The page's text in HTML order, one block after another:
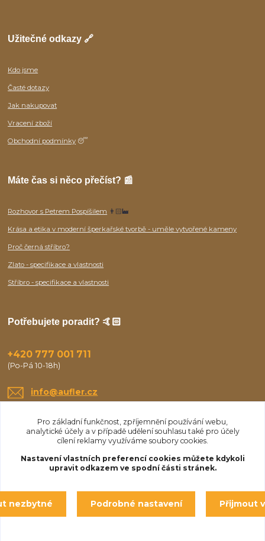
Užitečné odkazy 🔗
Kdo jsme
Časté dotazy
Jak nakupovat
Vracení zboží
Obchodní podmínky 😴
Máte čas si něco přečíst? 📰
Rozhovor s Petrem Pospíšilem 👨🏻‍🏭
Krása a etika v moderní šperkařské tvorbě - uměle vytvořené kameny
Proč černá stříbro?
Zlato - specifikace a vlastnosti
Stříbro - specifikace a vlastnosti
Potřebujete poradit? 🤙🏻
+420 777 001 711
(Po-Pá 10-18h)
info@aufler.cz
© Aufler 2025
Pro základní funkčnost, zpříjemnění používání webu,
analytické účely a v případě udělení souhlasu také pro účely
cílení reklamy využíváme soubory cookies.
Nastavení vlastních preferencí cookies můžete kdykoli
upravit odkazem ve spodní části stránek.
nezbytné Podrobné nastavení Přijmout